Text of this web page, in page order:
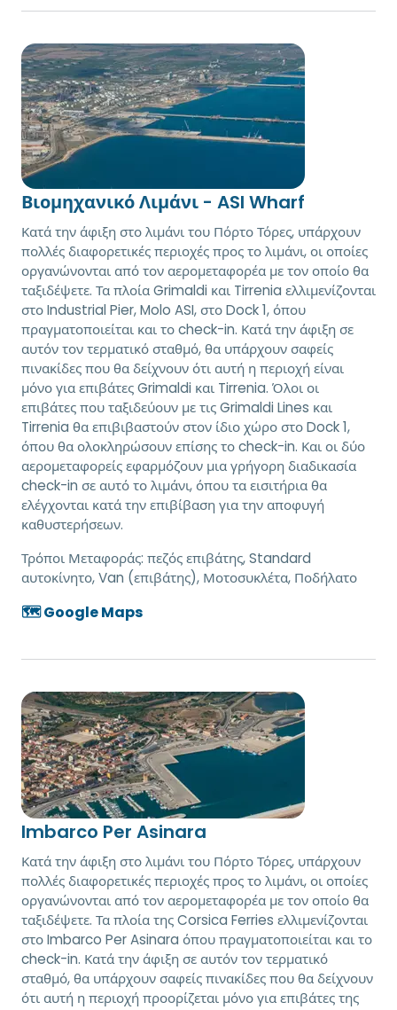
Βιομηχανικό Λιμάνι - ASI Wharf
Κατά την άφιξη στο λιμάνι του Πόρτο Τόρες, υπάρχουν
πολλές διαφορετικές περιοχές προς το λιμάνι, οι οποίες
οργανώνονται από τον αερομεταφορέα με τον οποίο θα
ταξιδέψετε. Τα πλοία Grimaldi και Tirrenia ελλιμενίζονται
στο Industrial Pier, Molo ASI, στο Dock 1, όπου
πραγματοποιείται και το check-in. Κατά την άφιξη σε
αυτόν τον τερματικό σταθμό, θα υπάρχουν σαφείς
πινακίδες που θα δείχνουν ότι αυτή η περιοχή είναι
μόνο για επιβάτες Grimaldi και Tirrenia. Όλοι οι
επιβάτες που ταξιδεύουν με τις Grimaldi Lines και
Tirrenia θα επιβιβαστούν στον ίδιο χώρο στο Dock 1,
όπου θα ολοκληρώσουν επίσης το check-in. Και οι δύο
αερομεταφορείς εφαρμόζουν μια γρήγορη διαδικασία
check-in σε αυτό το λιμάνι, όπου τα εισιτήρια θα
ελέγχονται κατά την επιβίβαση για την αποφυγή
καθυστερήσεων.
Τρόποι Μεταφοράς: πεζός επιβάτης, Standard
αυτοκίνητο, Van (επιβάτης), Μοτοσυκλέτα, Ποδήλατο
🗺️ Google Maps
Imbarco Per Asinara
Κατά την άφιξη στο λιμάνι του Πόρτο Τόρες, υπάρχουν
πολλές διαφορετικές περιοχές προς το λιμάνι, οι οποίες
οργανώνονται από τον αερομεταφορέα με τον οποίο θα
ταξιδέψετε. Τα πλοία της Corsica Ferries ελλιμενίζονται
στο Imbarco Per Asinara όπου πραγματοποιείται και το
check-in. Κατά την άφιξη σε αυτόν τον τερματικό
σταθμό, θα υπάρχουν σαφείς πινακίδες που θα δείχνουν
ότι αυτή η περιοχή προορίζεται μόνο για επιβάτες της